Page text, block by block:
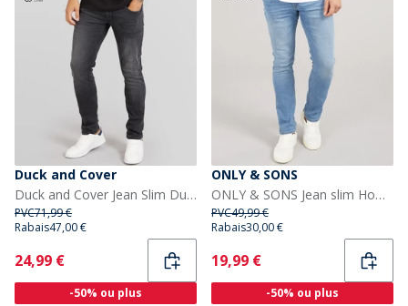
Duck and Cover
Duck and Cover Jean Slim Duck And Cover Maylead Homme Noir
PVC71,99 €
Rabais47,00 €
Current
24,99 €
-50% ou plus
ONLY & SONS
ONLY & SONS Jean slim Homme Medium Blue Denim
PVC49,99 €
Rabais30,00 €
Current
19,99 €
-50% ou plus